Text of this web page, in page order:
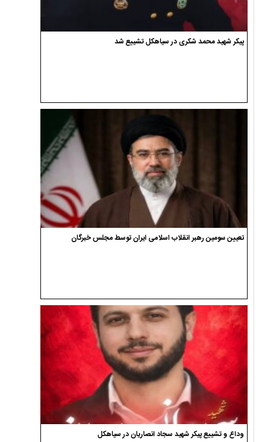
پیکر شهید محمد شکری در سیاهکل تشییع شد
تعیین سومین رهبر انقلاب اسلامی ایران توسط مجلس خبرگان
وداع و تشییع پیکر شهید سجاد انصاریان در سیاهکل